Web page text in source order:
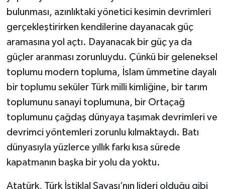
bulunması, azınlıktaki yönetici kesimin devrimleri
gerçekleştirirken kendilerine dayanacak güç
aramasına yol açtı. Dayanacak bir güç ya da
güçler aranması zorunluydu. Çünkü bir geleneksel
toplumu modern topluma, İslam ümmetine dayalı
bir toplumu seküler Türk milli kimliğine, bir tarım
toplumunu sanayi toplumuna, bir Ortaçağ
toplumunu çağdaş dünyaya taşımak devrimleri ve
devrimci yöntemleri zorunlu kılmaktaydı. Batı
dünyasıyla yüzlerce yıllık farkı kısa sürede
kapatmanın başka bir yolu da yoktu.
Atatürk, Türk İstiklal Savaşı’nın lideri olduğu gibi